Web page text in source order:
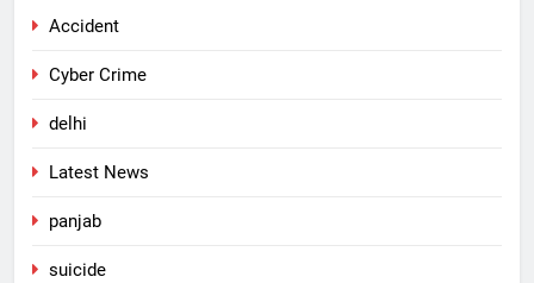
Accident
Cyber Crime
delhi
Latest News
panjab
suicide